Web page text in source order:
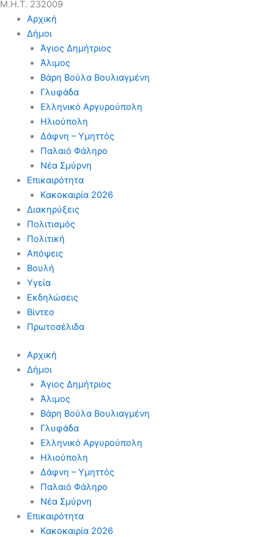
Μ.Η.Τ. 232009
Αρχική
Δήμοι
Άγιος Δημήτριος
Άλιμος
Βάρη Βούλα Βουλιαγμένη
Γλυφάδα
Ελληνικό Αργυρούπολη
Ηλιούπολη
Δάφνη – Υμηττός
Παλαιό Φάληρο
Νέα Σμύρνη
Επικαιρότητα
Κακοκαιρία 2026
Διακηρύξεις
Πολιτισμός
Πολιτική
Απόψεις
Βουλή
Υγεία
Εκδηλώσεις
Βίντεο
Πρωτοσέλιδα
Αρχική
Δήμοι
Άγιος Δημήτριος
Άλιμος
Βάρη Βούλα Βουλιαγμένη
Γλυφάδα
Ελληνικό Αργυρούπολη
Ηλιούπολη
Δάφνη – Υμηττός
Παλαιό Φάληρο
Νέα Σμύρνη
Επικαιρότητα
Κακοκαιρία 2026